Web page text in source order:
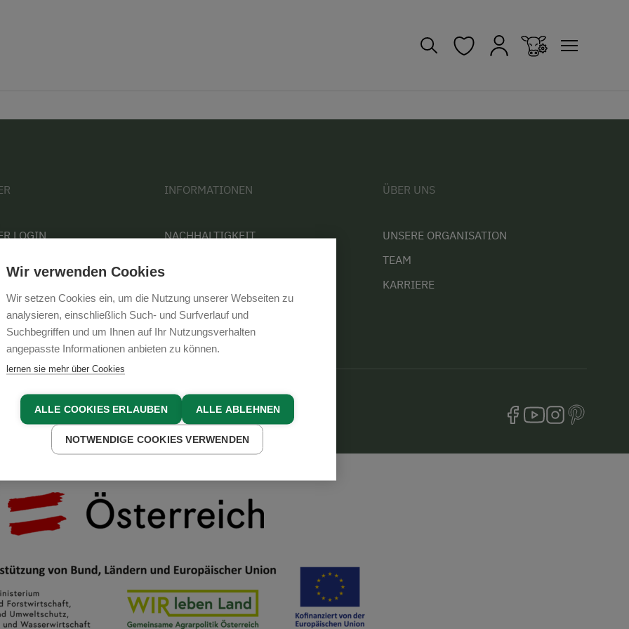
LOGIN
INFORMATIONEN
NACHHALTIGKEIT
BARRIEREFREIHEIT
COOKIE EINSTELLUNGEN
ÜBER UNS
UNSERE ORGANISATION
TEAM
KARRIERE
Wir verwenden Cookies
Wir setzen Cookies ein, um die Nutzung unserer Webseiten zu
analysieren, einschließlich Such- und Surfverlauf und
Suchbegriffen und um Ihnen auf Ihr Nutzungsverhalten
angepasste Informationen anbieten zu können.
lernen sie mehr über Cookies
ALLE COOKIES ERLAUBEN ALLE ABLEHNEN
NOTWENDIGE COOKIES VERWENDEN